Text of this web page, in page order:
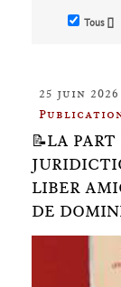
Tous []
25 juin 2026
📝LA
LIBER
DE